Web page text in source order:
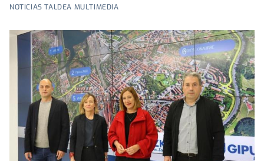
NOTICIAS TALDEA MULTIMEDIA